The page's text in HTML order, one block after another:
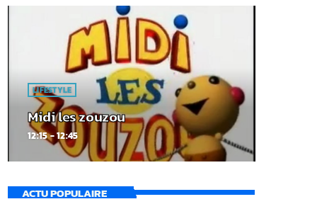
LIFESTYLE
Midi les zouzou
12:15 - 12:45
ACTU POPULAIRE